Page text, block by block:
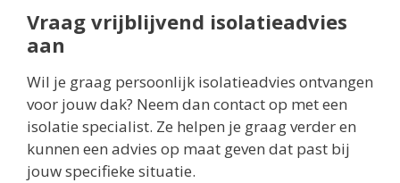
Vraag vrijblijvend isolatieadvies
aan
Wil je graag persoonlijk isolatieadvies ontvangen
voor jouw dak? Neem dan contact op met een
isolatie specialist. Ze helpen je graag verder en
kunnen een advies op maat geven dat past bij
jouw specifieke situatie.